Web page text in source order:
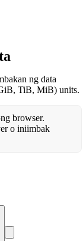
ng data
TiB, MiB) units.
browser.
o iniimbak